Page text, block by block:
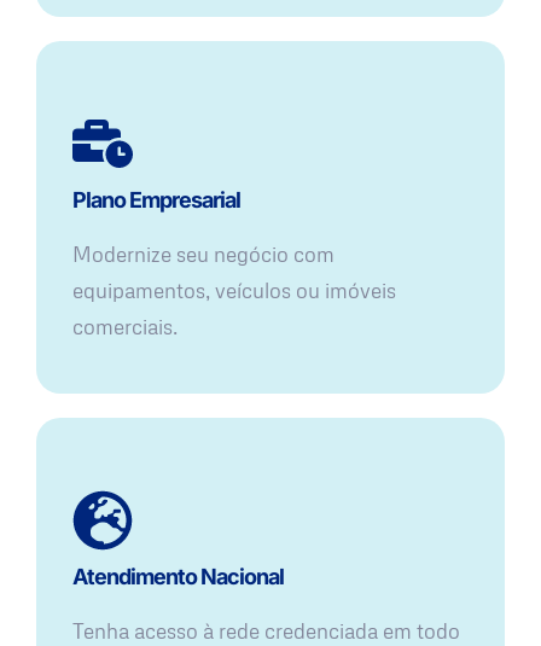
Plano Empresarial
Modernize seu negócio com
equipamentos, veículos ou imóveis
comerciais.
Atendimento Nacional
Tenha acesso à rede credenciada em todo